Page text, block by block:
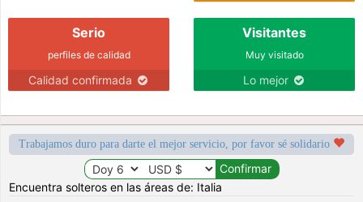
Serio
perfiles de calidad
Calidad confirmada
Visitantes
Muy visitado
Lo mejor
Trabajamos duro para darte el mejor servicio, por favor sé solidario
Encuentra solteros en las áreas de: Italia